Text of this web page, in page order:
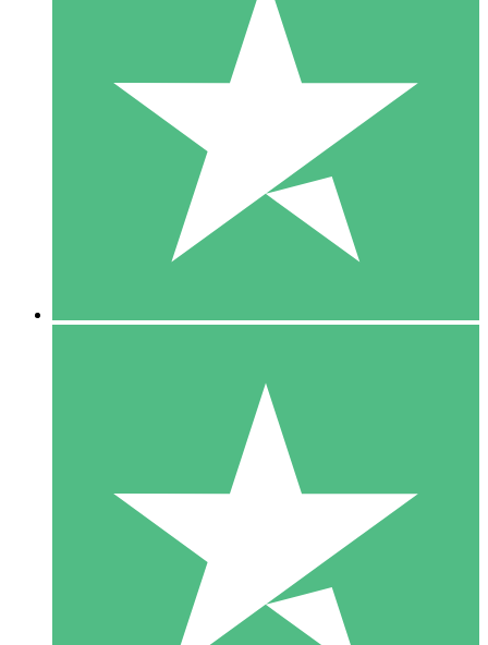
Paquetes de Créditos Individuales
Paga según el uso con créditos de descarga. Sin compromiso
10 00
10 Descargas
20 00